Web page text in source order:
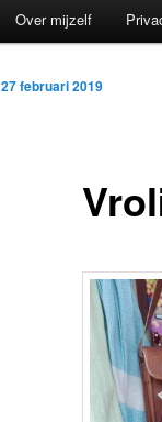
Over mijzelf
27 februari 2019